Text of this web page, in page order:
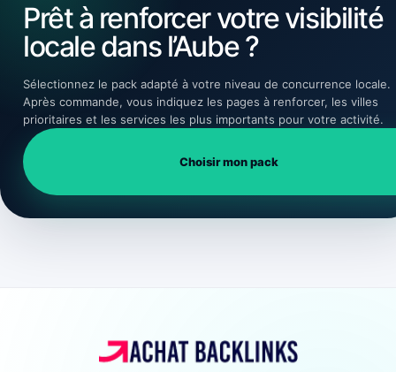
Prêt à renforcer votre visibilité
locale dans l’Aube ?
Sélectionnez le pack adapté à votre niveau de concurrence locale.
Après commande, vous indiquez les pages à renforcer, les villes
prioritaires et les services les plus importants pour votre activité.
Choisir mon pack